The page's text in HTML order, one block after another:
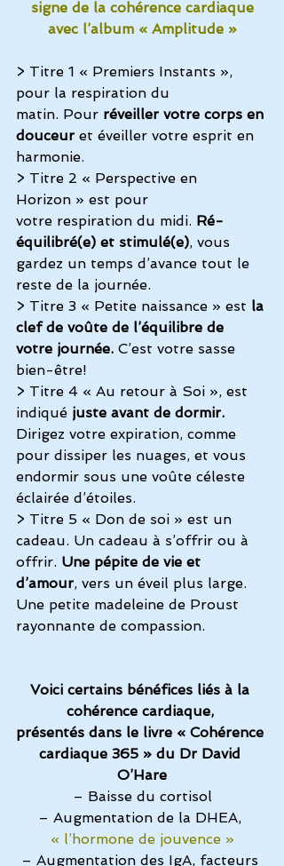
signe de la cohérence cardiaque
avec l’album « Amplitude »
> Titre 1 « Premiers Instants »,
pour la respiration du
matin. Pour réveiller votre corps en
douceur et éveiller votre esprit en
harmonie.
> Titre 2 « Perspective en
Horizon » est pour
votre respiration du midi. Ré-
équilibré(e) et stimulé(e), vous
gardez un temps d’avance tout le
reste de la journée.
> Titre 3 « Petite naissance » est la
clef de voûte de l’équilibre de
votre journée. C’est votre sasse
bien-être!
> Titre 4 « Au retour à Soi », est
indiqué juste avant de dormir.
Dirigez votre expiration, comme
pour dissiper les nuages, et vous
endormir sous une voûte céleste
éclairée d’étoiles.​
> Titre 5 « Don de soi » est un
cadeau. Un cadeau à s’offrir ou à
offrir. Une pépite de vie et
d’amour, vers un éveil plus large.
Une petite madeleine de Proust
rayonnante de compassion.
Voici certains bénéfices liés à la
cohérence cardiaque,
présentés dans le livre « Cohérence
cardiaque 365 » du Dr David
O’Hare
– Baisse du cortisol
– Augmentation de la DHEA,
« l’hormone de jouvence »
– Augmentation des IgA, facteurs